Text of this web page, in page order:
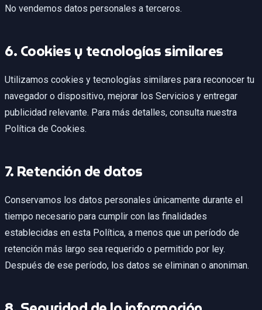
No vendemos datos personales a terceros.
6. Cookies y tecnologías similares
Utilizamos cookies y tecnologías similares para reconocer tu
navegador o dispositivo, mejorar los Servicios y entregar
publicidad relevante. Para más detalles, consulta nuestra
Política de Cookies.
7. Retención de datos
Conservamos los datos personales únicamente durante el
tiempo necesario para cumplir con las finalidades
establecidas en esta Política, a menos que un período de
retención más largo sea requerido o permitido por ley.
Después de ese período, los datos se eliminan o anoniman.